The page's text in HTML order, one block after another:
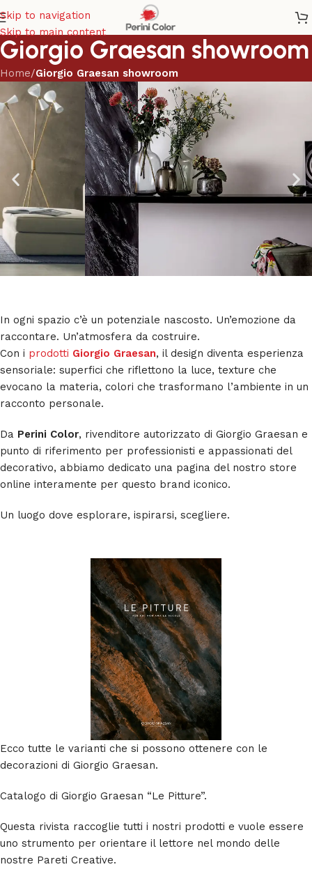
Skip to navigation
Skip to main content
Giorgio Graesan showroom
Home/Giorgio Graesan showroom
In ogni spazio c’è un potenziale nascosto. Un’emozione da
raccontare. Un’atmosfera da costruire.
Con i prodotti Giorgio Graesan, il design diventa esperienza
sensoriale: superfici che riflettono la luce, texture che
evocano la materia, colori che trasformano l’ambiente in un
racconto personale.
Da Perini Color, rivenditore autorizzato di Giorgio Graesan e
punto di riferimento per professionisti e appassionati del
decorativo, abbiamo dedicato una pagina del nostro store
online interamente per questo brand iconico.
Un luogo dove esplorare, ispirarsi, scegliere.
Ecco tutte le varianti che si possono ottenere con le
decorazioni di Giorgio Graesan.
Catalogo di Giorgio Graesan “Le Pitture”.
Questa rivista raccoglie tutti i nostri prodotti e vuole essere
uno strumento per orientare il lettore nel mondo delle
nostre Pareti Creative.